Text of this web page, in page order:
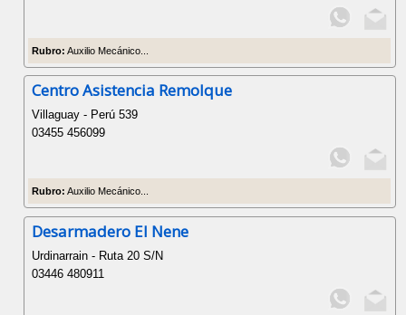
Rubro: Auxilio Mecánico...
Centro Asistencia Remolque
Villaguay - Perú 539
03455 456099
Rubro: Auxilio Mecánico...
Desarmadero El Nene
Urdinarrain - Ruta 20 S/N
03446 480911